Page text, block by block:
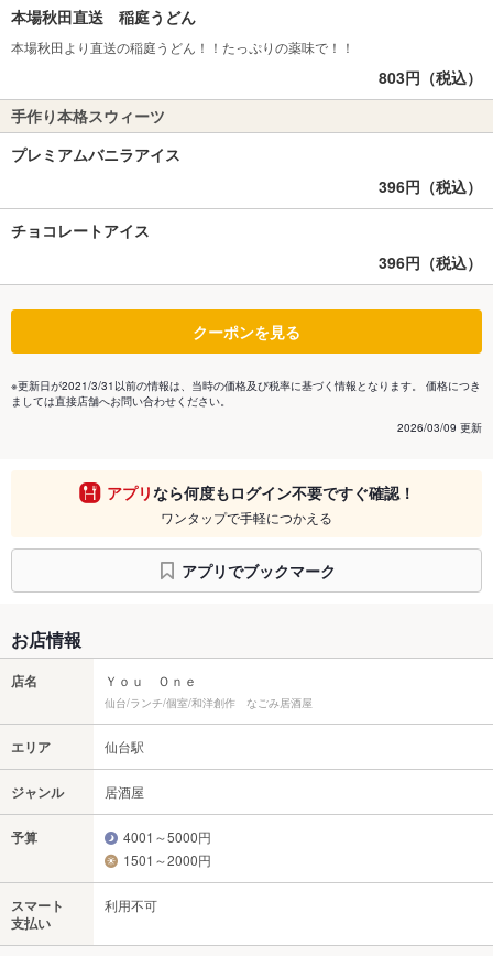
本場秋田直送 稲庭うどん
本場秋田より直送の稲庭うどん！！たっぷりの薬味で！！
803円（税込）
手作り本格スウィーツ
プレミアムバニラアイス
396円（税込）
チョコレートアイス
396円（税込）
クーポンを見る
※更新日が2021/3/31以前の情報は、当時の価格及び税率に基づく情報となります。 価格につき
ましては直接店舗へお問い合わせください。
2026/03/09 更新
アプリなら何度もログイン不要ですぐ確認！
ワンタップで手軽につかえる
アプリでブックマーク
お店情報
店名 Ｙｏｕ Ｏｎｅ
仙台/ランチ/個室/和洋創作 なごみ居酒屋
エリア 仙台駅
ジャンル 居酒屋
予算
4001～5000円
1501～2000円
スマート
支払い
利用不可